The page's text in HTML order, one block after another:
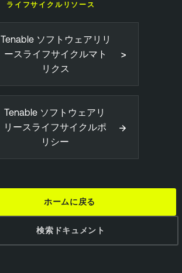
ライフサイクルリソース
Tenable ソフトウェアリリ
ースライフサイクルマト
リクス
>
Tenable ソフトウェアリ
リースライフサイクルポ
リシー
→
ホームに戻る
検索ドキュメント